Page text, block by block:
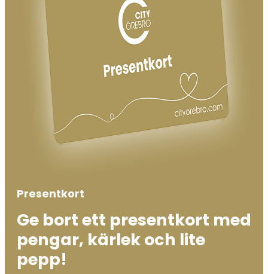
Presentkort
Ge bort ett presentkort med
pengar, kärlek och lite
pepp!